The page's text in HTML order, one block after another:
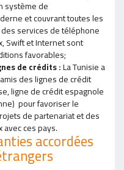
système de
et couvrant toutes les
services de téléphone
Swift et Internet sont
favorables;
de crédits :La Tunisie a
des lignes de crédit
ligne de crédit espagnole
pour favoriser le
de partenariat et des
avec ces pays.
accordées